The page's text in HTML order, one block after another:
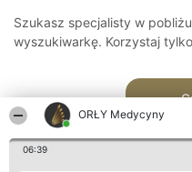
ORŁY Medycyny
06:39
Szukasz specjalisty w
wyszukiwarkę. Korzystaj